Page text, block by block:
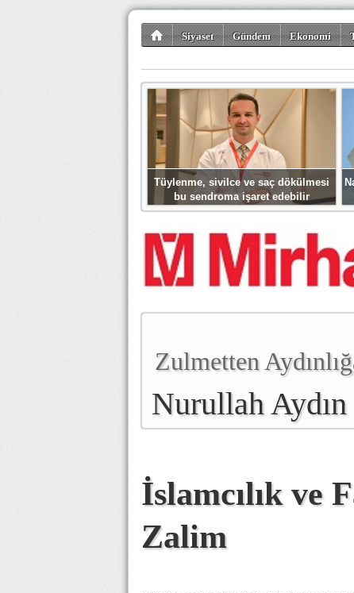
Siyaset Gündem Ekonomi
Tüylenme, sivilce ve saç dökülmesi
bu sendroma işaret edebilir
Zulmetten
Nurullah Aydın
İslamcılık ve
Zalim